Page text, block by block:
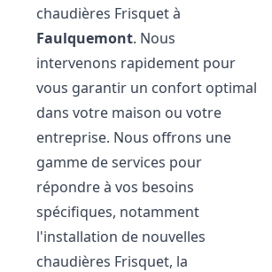
chaudières Frisquet à
Faulquemont. Nous
intervenons rapidement pour
vous garantir un confort optimal
dans votre maison ou votre
entreprise. Nous offrons une
gamme de services pour
répondre à vos besoins
spécifiques, notamment
l'installation de nouvelles
chaudières Frisquet, la